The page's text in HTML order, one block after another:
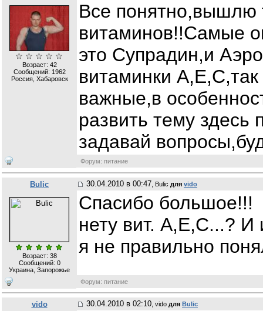
Возраст: 42
Сообщений: 1962
Россия, Хабаровск
Все понятно,вышлю
витаминов!!Самые
это Супрадин,и
витаминки
важные,в
развить тему здесь
задавай
Форум: питание
Bulic 30.04.2010 в 00:47 , Bulic для vido
Возраст: 38
Сообщений: 0
Украина, Запорожье
Спасибо большое!!!
нету вит. А,Е,С...? И
я не правильно
Форум: питание
vido 30.04.2010 в 02:10 , vido для Bulic